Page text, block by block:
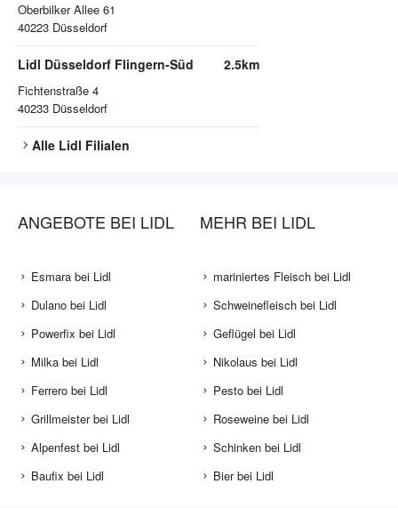
Oberbilker Allee 61
40223 Düsseldorf
Lidl Düsseldorf Flingern-Süd
Fichtenstraße 4
40233 Düsseldorf
2.5km
Alle Lidl Filialen
ANGEBOTE BEI LIDL
Esmara bei Lidl
Dulano bei Lidl
Powerfix bei Lidl
Milka bei Lidl
Ferrero bei Lidl
Grillmeister bei Lidl
Alpenfest bei Lidl
Baufix bei Lidl
MEHR BEI LIDL
mariniertes Fleisch bei Lidl
Schweinefleisch bei Lidl
Geflügel bei Lidl
Nikolaus bei Lidl
Pesto bei Lidl
Roseweine bei Lidl
Schinken bei Lidl
Bier bei Lidl